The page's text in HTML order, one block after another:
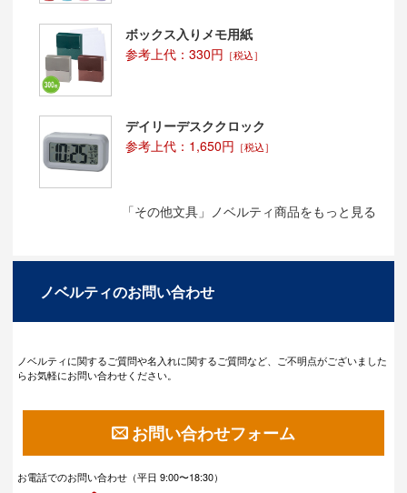
ボックス入りメモ用紙
参考上代：330円 ［税込］
デイリーデスククロック
参考上代：1,650円 ［税込］
「その他文具」ノベルティ商品をもっと見る
ノベルティのお問い合わせ
ノベルティに関するご質問や名入れに関するご質問など、ご不明点がございました
らお気軽にお問い合わせください。
お問い合わせフォーム
お電話でのお問い合わせ（平日 9:00〜18:30）